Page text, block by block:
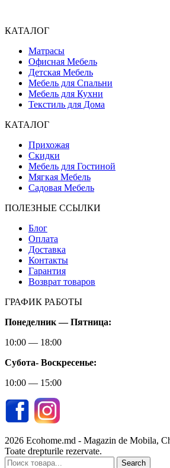
КАТАЛОГ
Матрасы
Офисная Мебель
Детская Мебель
Мебель для Спальни
Мебель для Кухни
Текстиль для Дома
КАТАЛОГ
Прихожая
Скидки
Мебель для Гостиной
Мягкая Мебель
Садовая Мебель
ПОЛЕЗНЫЕ ССЫЛКИ
Блог
Оплата
Доставка
Контакты
Гарантия
Возврат товаров
ГРАФИК РАБОТЫ
Понеделник — Пятница:
10:00 — 18:00
Субота- Воскресенье:
10:00 — 15:00
2026 Ecohome.md - Magazin de Mobila,
Toate drepturile rezervate.
Search